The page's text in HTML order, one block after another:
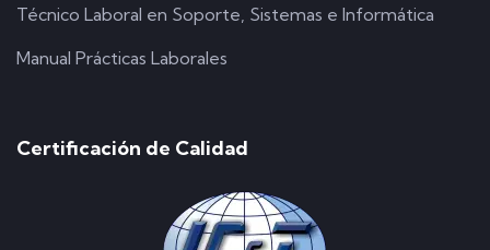
Técnico Laboral en Soporte, Sistemas e Informática
Manual Prácticas Laborales
Certificación de Calidad